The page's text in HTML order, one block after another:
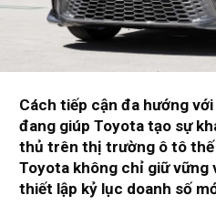
Cách tiếp cận đa hướng
đang giúp Toyota tạo sự
thủ trên thị trường ô tô thế
Toyota không chỉ giữ vững
thiết lập kỷ lục doanh số